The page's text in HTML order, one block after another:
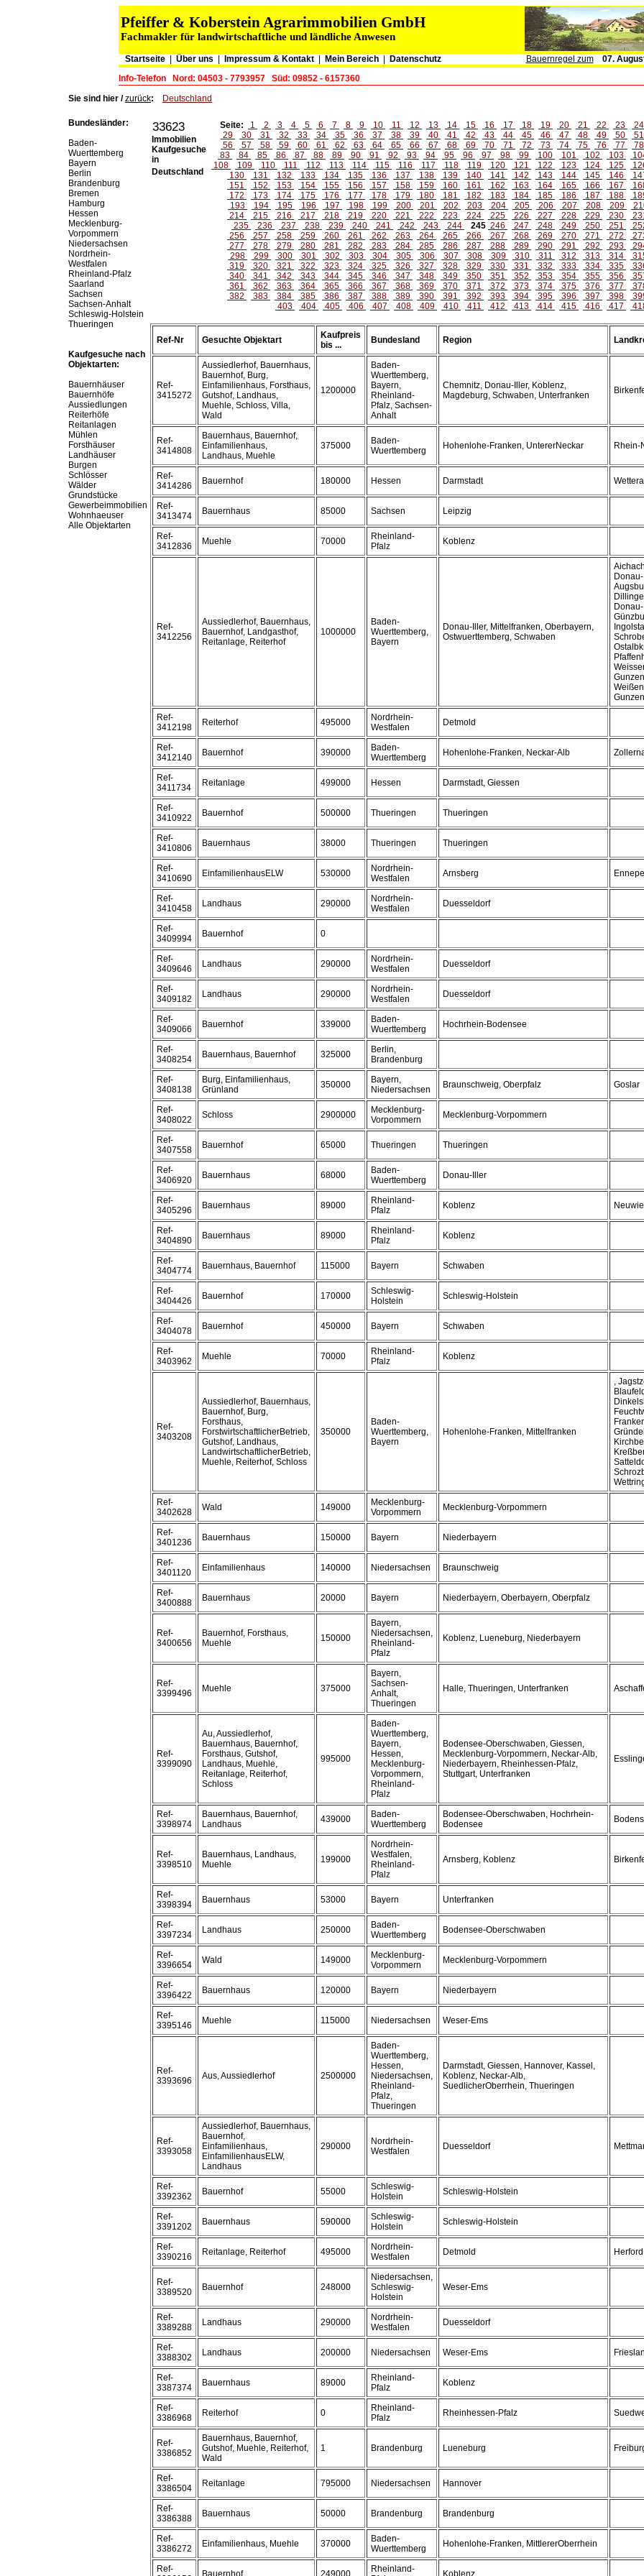
Pfeiffer & Koberstein Agrarimmobilien GmbH
Fachmakler für landwirtschaftliche und ländliche Anwesen
Startseite| Über uns Impressum & Kontakt| Mein Bereich Datenschutz Bauernregel zum
07.
Info-Telefon
Nord: 04503 - 7793957
Süd: 09852 - 6157360
Sie sind hier /zurück: Deutschland
Bundesländer:
Baden-
Wuerttemberg
Bayern
Berlin
Brandenburg
Bremen
Hamburg
Hessen
Mecklenburg-
Vorpommern
Niedersachsen
Nordrhein-
Westfalen
Rheinland-Pfalz
Saarland
Sachsen
Sachsen-Anhalt
Schleswig-Holstein
Thueringen
Kaufgesuche nach
Objektarten:
Bauernhäuser
Bauernhöfe
Aussiedlungen
Reiterhöfe
Reitanlagen
Mühlen
Forsthäuser
Landhäuser
Burgen
Schlösser
Wälder
Grundstücke
Gewerbeimmobilien
Wohnhaeuser
Alle Objektarten
33623
Immobilien
Kaufgesuche
in
Deutschland
Seite: 1 2 3 4 5 6 7 8 9 10 11 12 13 14 15 16 17 18 19 20 21 22 23
29
30 31 32 33 34 35 36 37 38 39 40 41 42 43 44 45 46 47 48 49 50
56
57 58 59 60 61 62 63 64 65 66 67 68 69 70 71 72 73 74 75 76 77
83
84 85 86 87 88 89 90 91 92 93 94 95 96 97 98 99 100 101 102 103
108
109 110 111 112 113 114 115 116 117 118 119 120 121 122 123 124 125
130
131 132 133 134 135 136 137 138 139 140 141 142 143 144 145 146
151
152 153 154 155 156 157 158 159 160 161 162 163 164 165 166 167
172
173 174 175 176 177 178 179 180 181 182 183 184 185 186 187 188
193
194 195 196 197 198 199 200 201 202 203 204 205 206 207 208 209
214
215 216 217 218 219 220 221 222 223 224 225 226 227 228 229 230
235
236 237 238 239 240 241 242 243 244 245 246 247 248 249 250 251
256
257 258 259 260 261 262 263 264 265 266 267 268 269 270 271 272
277
278 279 280 281 282 283 284 285 286 287 288 289 290 291 292 293
298
299 300 301 302 303 304 305 306 307 308 309 310 311 312 313 314
319
320 321 322 323 324 325 326 327 328 329 330 331 332 333 334 335
340
341 342 343 344 345 346 347 348 349 350 351 352 353 354 355 356
361
362 363 364 365 366 367 368 369 370 371 372 373 374 375 376 377
382
383 384 385 386 387 388 389 390 391 392 393 394 395 396 397 398
403
404 405 406 407 408 409 410 411 412 413 414 415 416 417
Ref-Nr Gesuchte Objektart
Kaufpreis
bis ...
Bundesland Region
Ref-
3415272
Aussiedlerhof, Bauernhaus,
Bauernhof, Burg,
Einfamilienhaus, Forsthaus,
Gutshof, Landhaus,
Muehle, Schloss, Villa,
Wald
1200000
Baden-
Wuerttemberg,
Bayern,
Rheinland-
Pfalz, Sachsen-
Anhalt
Chemnitz, Donau-Iller, Koblenz,
Magdeburg, Schwaben, Unterfranken
Ref-
3414808
Bauernhaus, Bauernhof,
Einfamilienhaus,
Landhaus, Muehle
375000
Baden-
Wuerttemberg
Hohenlohe-Franken, UntererNeckar Rhein-
Ref-
3414286
Bauernhof 180000 Hessen Darmstadt
Ref-
3413474
Bauernhaus 85000 Sachsen Leipzig
Ref-
3412836
Muehle 70000
Rheinland-
Pfalz
Koblenz
Ref-
3412256
Aussiedlerhof, Bauernhaus,
Bauernhof, Landgasthof,
Reitanlage, Reiterhof
1000000
Baden-
Wuerttemberg,
Bayern
Donau-Iller, Mittelfranken, Oberbayern,
Ostwuerttemberg, Schwaben
Ref-
3412198
Reiterhof 495000
Nordrhein-
Westfalen
Detmold
Ref-
3412140
Bauernhof 390000
Baden-
Wuerttemberg
Hohenlohe-Franken, Neckar-Alb
Ref-
3411734
Reitanlage 499000 Hessen Darmstadt, Giessen
Ref-
3410922
Bauernhof 500000 Thueringen Thueringen
Ref-
3410806
Bauernhaus 38000 Thueringen Thueringen
Ref-
3410690
EinfamilienhausELW 530000
Nordrhein-
Westfalen
Arnsberg
Ref-
3410458
Landhaus 290000
Nordrhein-
Westfalen
Duesseldorf
Ref-
3409994
Bauernhof 0
Ref-
3409646
Landhaus 290000
Nordrhein-
Westfalen
Duesseldorf
Ref-
3409182
Landhaus 290000
Nordrhein-
Westfalen
Duesseldorf
Ref-
3409066
Bauernhof 339000
Baden-
Wuerttemberg
Hochrhein-Bodensee
Ref-
3408254
Bauernhaus, Bauernhof 325000
Berlin,
Brandenburg
Ref-
3408138
Burg, Einfamilienhaus,
Grünland
350000
Bayern,
Niedersachsen
Braunschweig, Oberpfalz Goslar
Ref-
3408022
Schloss 2900000
Mecklenburg-
Vorpommern
Mecklenburg-Vorpommern
Ref-
3407558
Bauernhof 65000 Thueringen Thueringen
Ref-
3406920
Bauernhaus 68000
Baden-
Wuerttemberg
Donau-Iller
Ref-
3405296
Bauernhaus 89000
Rheinland-
Pfalz
Koblenz
Ref-
3404890
Bauernhaus 89000
Rheinland-
Pfalz
Koblenz
Ref-
3404774
Bauernhaus, Bauernhof 115000 Bayern Schwaben
Ref-
3404426
Bauernhof 170000
Schleswig-
Holstein
Schleswig-Holstein
Ref-
3404078
Bauernhof 450000 Bayern Schwaben
Ref-
3403962
Muehle 70000
Rheinland-
Pfalz
Koblenz
Ref-
3403208
Aussiedlerhof, Bauernhaus,
Bauernhof, Burg,
Forsthaus,
ForstwirtschaftlicherBetrieb,
Gutshof, Landhaus,
LandwirtschaftlicherBetrieb,
Muehle, Reiterhof, Schloss
350000
Baden-
Wuerttemberg,
Bayern
Hohenlohe-Franken, Mittelfranken
,
Ref-
3402628
Wald 149000
Mecklenburg-
Vorpommern
Mecklenburg-Vorpommern
Ref-
3401236
Bauernhaus 150000 Bayern Niederbayern
Ref-
3401120
Einfamilienhaus 140000 Niedersachsen Braunschweig
Ref-
3400888
Bauernhaus 20000 Bayern Niederbayern, Oberbayern, Oberpfalz
Ref-
3400656
Bauernhof, Forsthaus,
Muehle
150000
Bayern,
Niedersachsen,
Rheinland-
Pfalz
Koblenz, Lueneburg, Niederbayern
Ref-
3399496
Muehle 375000
Bayern,
Sachsen-
Anhalt,
Thueringen
Halle, Thueringen, Unterfranken
Ref-
3399090
Au, Aussiedlerhof,
Bauernhaus, Bauernhof,
Forsthaus, Gutshof,
Landhaus, Muehle,
Reitanlage, Reiterhof,
Schloss
995000
Baden-
Wuerttemberg,
Bayern,
Hessen,
Mecklenburg-
Vorpommern,
Rheinland-
Pfalz
Bodensee-Oberschwaben, Giessen,
Mecklenburg-Vorpommern, Neckar-Alb,
Niederbayern, Rheinhessen-Pfalz,
Stuttgart, Unterfranken
Ref-
3398974
Bauernhaus, Bauernhof,
Landhaus
439000
Baden-
Wuerttemberg
Bodensee-Oberschwaben, Hochrhein-
Bodensee
Ref-
3398510
Bauernhaus, Landhaus,
Muehle
199000
Nordrhein-
Westfalen,
Rheinland-
Pfalz
Arnsberg, Koblenz
Ref-
3398394
Bauernhaus 53000 Bayern Unterfranken
Ref-
3397234
Landhaus 250000
Baden-
Wuerttemberg
Bodensee-Oberschwaben
Ref-
3396654
Wald 149000
Mecklenburg-
Vorpommern
Mecklenburg-Vorpommern
Ref-
3396422
Bauernhaus 120000 Bayern Niederbayern
Ref-
3395146
Muehle 115000 Niedersachsen Weser-Ems
Ref-
3393696
Aus, Aussiedlerhof 2500000
Baden-
Wuerttemberg,
Hessen,
Niedersachsen,
Rheinland-
Pfalz,
Thueringen
Darmstadt, Giessen, Hannover, Kassel,
Koblenz, Neckar-Alb,
SuedlicherOberrhein, Thueringen
Ref-
3393058
Aussiedlerhof, Bauernhaus,
Bauernhof,
Einfamilienhaus,
EinfamilienhausELW,
Landhaus
290000
Nordrhein-
Westfalen
Duesseldorf
Ref-
3392362
Bauernhof 55000
Schleswig-
Holstein
Schleswig-Holstein
Ref-
3391202
Bauernhaus 590000
Schleswig-
Holstein
Schleswig-Holstein
Ref-
3390216
Reitanlage, Reiterhof 495000
Nordrhein-
Westfalen
Detmold Herford
Ref-
3389520
Bauernhof 248000
Niedersachsen,
Schleswig-
Holstein
Weser-Ems
Ref-
3389288
Landhaus 290000
Nordrhein-
Westfalen
Duesseldorf
Ref-
3388302
Landhaus 200000 Niedersachsen Weser-Ems
Ref-
3387374
Bauernhaus 89000
Rheinland-
Pfalz
Koblenz
Ref-
3386968
Reiterhof 0
Rheinland-
Pfalz
Rheinhessen-Pfalz
Ref-
3386852
Bauernhaus, Bauernhof,
Gutshof, Muehle, Reiterhof,
Wald
1 Brandenburg Lueneburg
Ref-
3386504
Reitanlage 795000 Niedersachsen Hannover
Ref-
3386388
Bauernhaus 50000 Brandenburg Brandenburg
Ref-
3386272
Einfamilienhaus, Muehle 370000
Baden-
Wuerttemberg
Hohenlohe-Franken, MittlererOberrhein
Ref-
Bauernhof 249000
Rheinland-
Koblenz